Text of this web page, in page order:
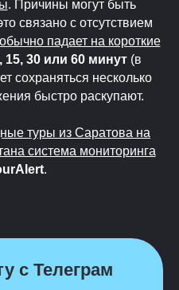
. Причины могут быть
связано с отсутствием
падает на короткие
15, 30 или 60 минут (в
сохраняться несколько
быстро раскупают.
туры из Саратова на
система мониторинга
.
с Телеграм